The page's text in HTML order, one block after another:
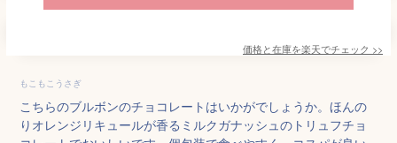
価格と在庫を楽天でチェック >>
もこもこうさぎ
こちらのブルボンのチョコレートはいかがでしょうか。ほんの
りオレンジリキュールが香るミルクガナッシュのトリュフチョ